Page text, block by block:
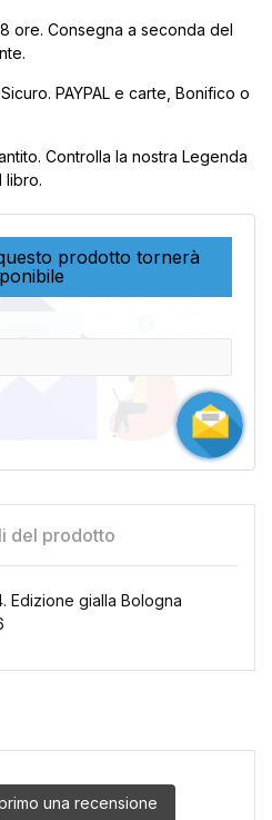
ore. Consegna a seconda del
PAYPAL e carte, Bonifico o
Controlla la nostra Legenda
libro.
prodotto tornerà
del prodotto
Edizione gialla Bologna
una recensione